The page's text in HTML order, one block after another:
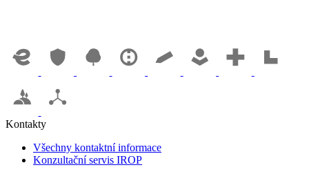
Kontakty
Všechny kontaktní informace
Konzultační servis IROP